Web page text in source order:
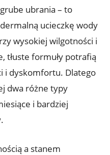
ubrania – to
ucieczkę wody
wysokiej wilgotności i
tłuste formuły potrafią
i dyskomfortu. Dlatego
dwa różne typy
i bardziej
a stanem